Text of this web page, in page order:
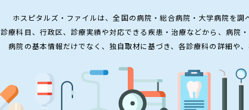
ホスピタルズ・ファイルは、全国の病院・総合病院・大学病院を調
診療科目、行政区、診療実績や対応できる疾患・治療などから、病院
病院の基本情報だけでなく、独自取材に基づき、各診療科の詳細や